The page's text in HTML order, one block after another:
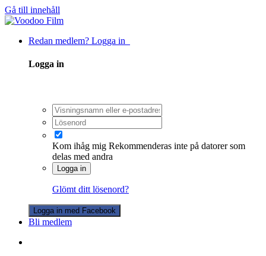
Gå till innehåll
Redan medlem? Logga in
Logga in
Kom ihåg mig Rekommenderas inte på datorer som
delas med andra
Logga in
Glömt ditt lösenord?
Logga in med Facebook
Bli medlem